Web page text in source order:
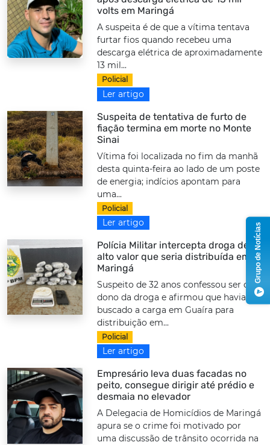
volts em Maringá
A suspeita é de que a vítima tentava
furtar fios quando recebeu uma
descarga elétrica de aproximadamente
13 mil...
Policial
Ler artigo
Suspeita de tentativa de furto de
fiação termina em morte no Monte
Sinai
Vítima foi localizada no fim da manhã
desta quinta-feira ao lado de um poste
de energia; indícios apontam para
uma...
Policial
Ler artigo
Polícia Militar intercepta droga de
alto valor que seria distribuída em
Maringá
Suspeito de 32 anos confessou ser o
dono da droga e afirmou que havia
buscado a carga em Guaíra para
distribuição em...
Policial
Ler artigo
Empresário leva duas facadas no
peito, consegue dirigir até prédio e
desmaia no elevador
A Delegacia de Homicídios de Maringá
apura se o crime foi motivado por
uma discussão de trânsito ocorrida na
Grupo de Notícias